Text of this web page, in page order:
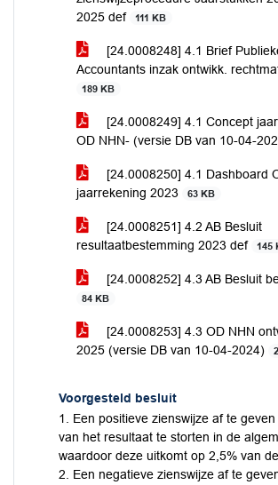
2025 def
111 KB
[24.0008248] 4.1 Brief
Accountants inzak ontwikk.
189 KB
[24.0008249] 4.1 Concept
OD NHN- (versie DB van 10-04-
[24.0008250] 4.1 Dashboard
jaarrekening 2023
63 KB
[24.0008251] 4.2 AB Besluit
resultaatbestemming 2023 def
145
[24.0008252] 4.3 AB Besluit
84 KB
[24.0008253] 4.3 OD NHN
2025 (versie DB van 10-04-2024)
Voorgesteld besluit
1. Een positieve zienswijze af te
van het resultaat te storten in de
waardoor deze uitkomt op 2,5% van
2. Een negatieve zienswijze af te